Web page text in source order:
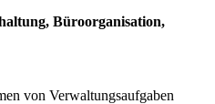
Büroorganisation,
von Verwaltungsaufgaben